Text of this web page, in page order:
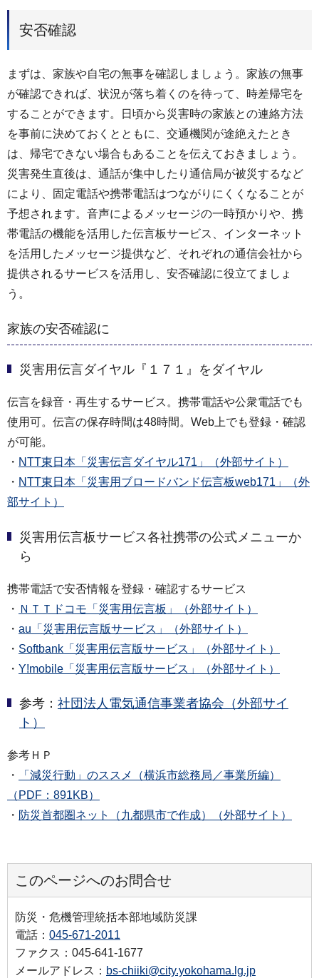
安否確認
まずは、家族や自宅の無事を確認しましょう。家族の無事
が確認できれば、状況が落ち着くのを待って、時差帰宅を
することができます。日頃から災害時の家族との連絡方法
を事前に決めておくとともに、交通機関が途絶えたとき
は、帰宅できない場合もあることを伝えておきましょう。
災害発生直後は、通話が集中したり通信局が被災するなど
により、固定電話や携帯電話はつながりにくくなることが
予想されます。音声によるメッセージの一時預かりや、携
帯電話の機能を活用した伝言板サービス、インターネット
を活用したメッセージ提供など、それぞれの通信会社から
提供されるサービスを活用し、安否確認に役立てましょ
う。
家族の安否確認に
災害用伝言ダイヤル『１７１』をダイヤル
伝言を録音・再生するサービス。携帯電話や公衆電話でも
使用可。伝言の保存時間は48時間。Web上でも登録・確認
が可能。
・ NTT東日本「災害伝言ダイヤル171」（外部サイト）
・ NTT東日本「災害用ブロードバンド伝言板web171」（外
部サイト）
災害用伝言板サービス各社携帯の公式メニューか
ら
携帯電話で安否情報を登録・確認するサービス
・ ＮＴＴドコモ「災害用伝言板」（外部サイト）
・ au「災害用伝言版サービス」（外部サイト）
・ Softbank「災害用伝言版サービス」（外部サイト）
・ Y!mobile「災害用伝言版サービス」（外部サイト）
参考： 社団法人電気通信事業者協会（外部サイ
ト）
参考ＨＰ
・
「減災行動」のススメ（横浜市総務局／事業所編）
（PDF：891KB）
・ 防災首都圏ネット（九都県市で作成）（外部サイト）
このページへのお問合せ
防災・危機管理統括本部地域防災課
電話： 045-671-2011
ファクス：045-641-1677
メールアドレス： bs-chiiki@city.yokohama.lg.jp